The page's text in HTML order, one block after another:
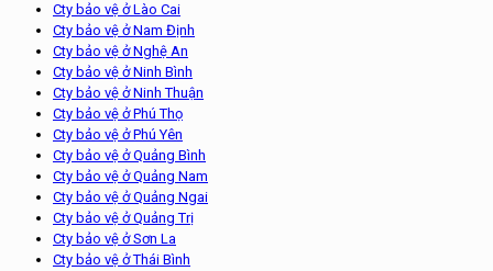
Cty bảo vệ ở Lào Cai
Cty bảo vệ ở Nam Định
Cty bảo vệ ở Nghệ An
Cty bảo vệ ở Ninh Bình
Cty bảo vệ ở Ninh Thuận
Cty bảo vệ ở Phú Thọ
Cty bảo vệ ở Phú Yên
Cty bảo vệ ở Quảng Bình
Cty bảo vệ ở Quảng Nam
Cty bảo vệ ở Quảng Ngai
Cty bảo vệ ở Quảng Trị
Cty bảo vệ ở Sơn La
Cty bảo vệ ở Thái Bình